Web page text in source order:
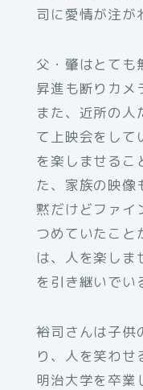
司に愛情が注が
父・肇はとても
昇進も断りカメ
また、近所の人
て上映会をして
を楽しませるこ
た、家族の映像
黙だけどファイ
つめていたこと
は、人を楽しま
を引き継いでい
裕司さんは子供
り、人を笑わせ
明治大学を卒業